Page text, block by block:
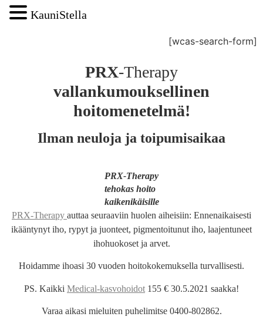
[wcas-search-form]
PRX-Therapy
vallankumouksellinen
hoitomenetelmä!
Ilman neuloja ja toipumisaikaa
PRX-Therapy
tehokas hoito
kaikenikäisille
PRX-Therapy auttaa seuraaviin huolen aiheisiin: Ennenaikaisesti
ikääntynyt iho, rypyt ja juonteet, pigmentoitunut iho, laajentuneet
ihohuokoset ja arvet.
Hoidamme ihoasi 30 vuoden hoitokokemuksella turvallisesti.
PS. Kaikki Medical-kasvohoidot 155 € 30.5.2021 saakka!
Varaa aikasi mieluiten puhelimitse 0400-802862.
KauniStella